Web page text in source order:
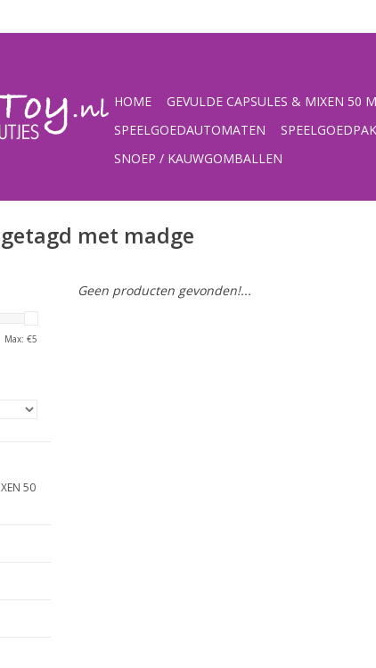
HOME GEVULDE CAPSULES & MIXEN 50
SPEELGOEDAUTOMATEN
SNOEP / KAUWGOMBALLEN
met madge
Max: €5
50
Geen producten gevonden!...